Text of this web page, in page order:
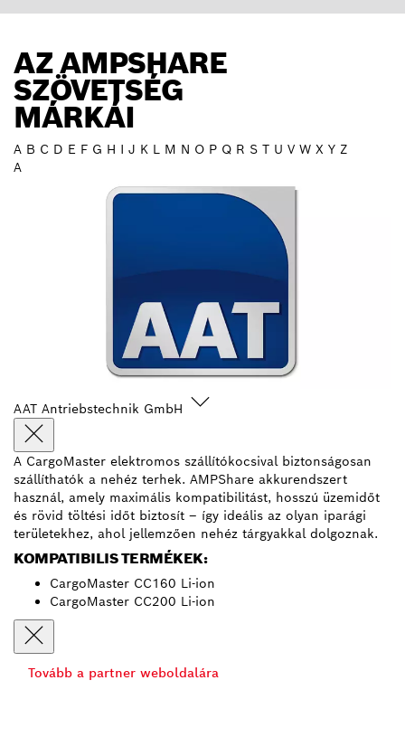
AZ AMPSHARE
SZÖVETSÉG
MÁRKÁI
A B C D E F G H I J K L M N O P Q R S T U V W X Y Z
A
AAT Antriebstechnik GmbH
A CargoMaster elektromos szállítókocsival biztonságosan
szállíthatók a nehéz terhek. AMPShare akkurendszert
használ, amely maximális kompatibilitást, hosszú üzemidőt
és rövid töltési időt biztosít – így ideális az olyan iparági
területekhez, ahol jellemzően nehéz tárgyakkal dolgoznak.
KOMPATIBILIS TERMÉKEK:
CargoMaster CC160 Li-ion
CargoMaster CC200 Li-ion
Tovább a partner weboldalára